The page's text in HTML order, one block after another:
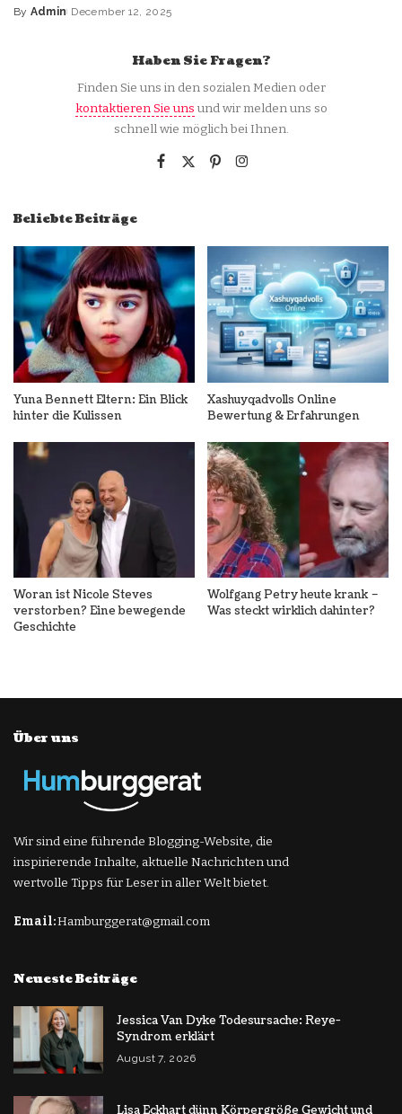
Posted
By Admin December 12, 2025
Haben Sie Fragen?
Finden Sie uns in den sozialen Medien oder
kontaktieren Sie uns und wir melden uns so
schnell wie möglich bei Ihnen.
Beliebte Beiträge
Yuna Bennett Eltern: Ein Blick
hinter die Kulissen
Xashuyqadvolls Online
Bewertung & Erfahrungen
Woran ist Nicole Steves
verstorben? Eine bewegende
Geschichte
Wolfgang Petry heute krank –
Was steckt wirklich dahinter?
Über uns
Wir sind eine führende Blogging-Website, die
inspirierende Inhalte, aktuelle Nachrichten und
wertvolle Tipps für Leser in aller Welt bietet.
Email:Hamburggerat@gmail.com
Neueste Beiträge
Jessica Van Dyke Todesursache: Reye-
Syndrom erklärt
August 7, 2026
Lisa Eckhart dünn Körpergröße Gewicht und